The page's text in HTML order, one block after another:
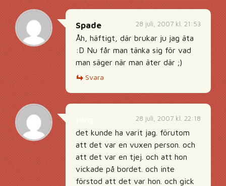
28 juli, 2007 kl. 21:53
Spade
Åh, häftigt, där brukar ju jag äta
:D Nu får man tänka sig för vad
man säger när man äter där ;)
Svara
28 juli, 2007 kl. 22:18
det kunde ha varit jag. förutom
att det var en vuxen person. och
att det var en tjej. och att hon
vickade på bordet. och inte
förstod att det var hon. och gick